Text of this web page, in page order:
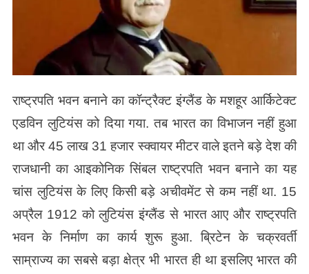
राष्ट्रपति भवन बनाने का कॉन्ट्रैक्ट इंग्लैंड के मशहूर आर्किटेक्ट
एडविन लुटियंस को दिया गया. तब भारत का विभाजन नहीं हुआ
था और 45 लाख 31 हजार स्क्वायर मीटर वाले इतने बड़े देश की
राजधानी का आइकोनिक सिंबल राष्ट्रपति भवन बनाने का यह
चांस लुटियंस के लिए किसी बड़े अचीवमेंट से कम नहीं था. 15
अप्रैल 1912 को लुटियंस इंग्लैंड से भारत आए और राष्ट्रपति
भवन के निर्माण का कार्य शुरू हुआ. ब्रिटेन के चक्रवर्ती
साम्राज्य का सबसे बड़ा क्षेत्र भी भारत ही था इसलिए भारत की